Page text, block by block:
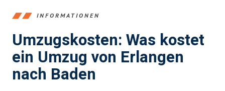
INFORMATIONEN
Umzugskosten: Was kostet
ein Umzug von Erlangen
nach Baden